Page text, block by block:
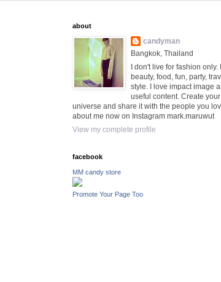
about
candyman
Bangkok, Thailand
I don't live for fashion only.
beauty, food, fun, party,
style. I love impact image
useful content. Create
universe and share it with the people you
about me now on Instagram mark.maruwut
View my complete profile
facebook
MM candy store
Promote Your Page Too